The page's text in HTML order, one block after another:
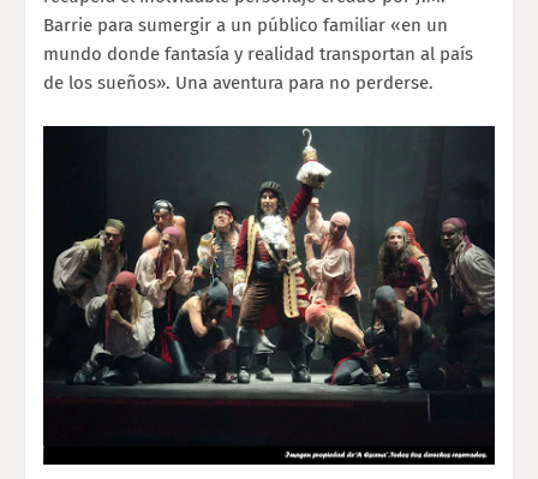
Barrie para sumergir a un público familiar «en un
mundo donde fantasía y realidad transportan al país
de los sueños». Una aventura para no perderse.